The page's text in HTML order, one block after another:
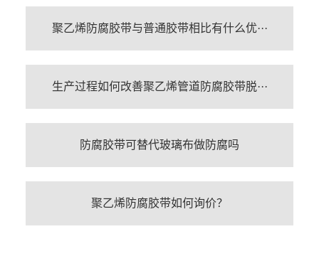
聚乙烯防腐胶带与普通胶带相比有什么优···
生产过程如何改善聚乙烯管道防腐胶带脱···
防腐胶带可替代玻璃布做防腐吗
聚乙烯防腐胶带如何询价？